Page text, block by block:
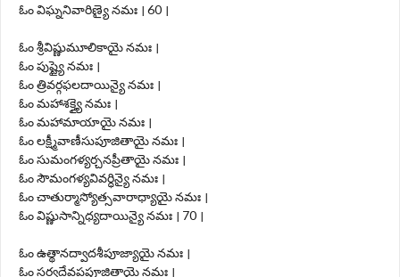
ఓం విఘ్ననివారిణ్యై నమః । 60 ।
ఓం శ్రీవిష్ణుమూలికాయై నమః ।
ఓం పుష్ట్యై నమః ।
ఓం త్రివర్గఫలదాయిన్యై నమః ।
ఓం మహాశక్త్యై నమః ।
ఓం మహామాయాయై నమః ।
ఓం లక్ష్మీవాణీసుపూజితాయై నమః ।
ఓం సుమంగళ్యర్చనప్రీతాయై నమః ।
ఓం సౌమంగళ్యవివర్ధిన్యై నమః ।
ఓం చాతుర్మాస్యోత్సవారాధ్యాయై నమః ।
ఓం విష్ణుసాన్నిధ్యదాయిన్యై నమః । 70 ।
ఓం ఉత్థానద్వాదశీపూజ్యాయై నమః ।
ఓం సర్వదేవప్రపూజితాయై నమః ।